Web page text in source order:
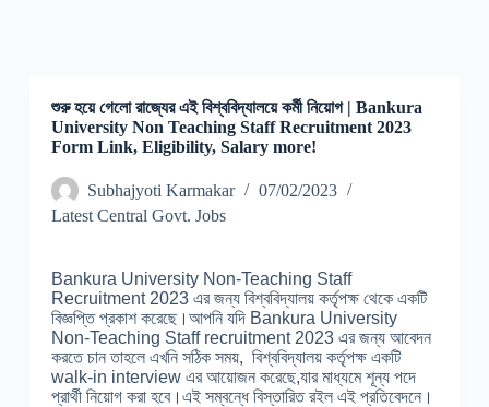
শুরু হয়ে গেলো রাজ্যের এই বিশ্ববিদ্যালয়ে কর্মী নিয়োগ | Bankura
University Non Teaching Staff Recruitment 2023
Form Link, Eligibility, Salary more!
Subhajyoti Karmakar
07/02/2023
Latest Central Govt. Jobs
Bankura University Non-Teaching Staff
Recruitment 2023 এর জন্য বিশ্ববিদ্যালয় কর্তৃপক্ষ থেকে একটি
বিজ্ঞপ্তি প্রকাশ করেছে।আপনি যদি Bankura University
Non-Teaching Staff recruitment 2023 এর জন্য আবেদন
করতে চান তাহলে এখনি সঠিক সময়, বিশ্ববিদ্যালয় কর্তৃপক্ষ একটি
walk-in interview এর আয়োজন করেছে,যার মাধ্যমে শূন্য পদে
প্রার্থী নিয়োগ করা হবে।এই সম্বন্ধে বিস্তারিত রইল এই প্রতিবেদনে।